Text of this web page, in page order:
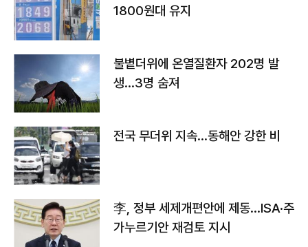
1800원대 유지
불볕더위에 온열질환자 202명 발
생…3명 숨져
전국 무더위 지속…동해안 강한 비
李, 정부 세제개편안에 제동…ISA·주
가누르기안 재검토 지시